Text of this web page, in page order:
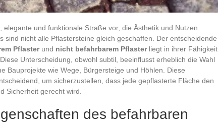
elegante und funktionale Straße vor, die Ästhetik und Nutzen
sind nicht alle Pflastersteine gleich geschaffen. Der entscheidende
Pflasterund nicht befahrbarem Pflasterliegt in ihrer Fähigkeit,
Unterscheidung, obwohl subtil, beeinflusst erheblich die Wahl
Bauprojekte wie Wege, Bürgersteige und Höhlen. Diese
um sicherzustellen, dass jede gepflasterte Fläche den
Sicherheit gerecht wird.
des befahrbaren